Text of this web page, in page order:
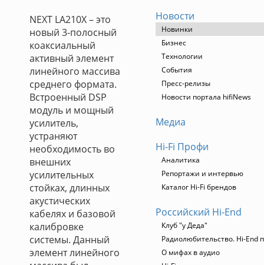
NEXT LA210X – это
новый 3-полосный
коаксиальный
активный элемент
линейного массива
среднего формата.
Встроенный DSP
модуль и мощный
усилитель,
устраняют
необходимость во
внешних
усилительных
стойках, длинных
акустических
кабелях и базовой
калибровке
системы. Данный
элемент линейного
Новости
Новинки
Бизнес
Технологии
События
Пресс-релизы
Новости портала hifiNews
Медиа
Hi-Fi Профи
Аналитика
Репортажи и интервью
Каталог Hi-Fi брендов
Российский Hi-End
Клуб "у Деда"
Радиолюбительство. Hi-End
О мифах в аудио